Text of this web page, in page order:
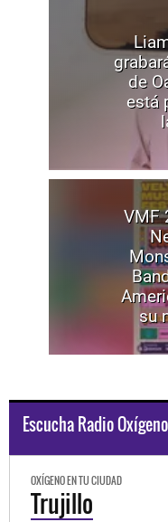
de
está
VMF
su
Escucha Radio
OXÍGENO EN TU CIUDAD
Trujillo